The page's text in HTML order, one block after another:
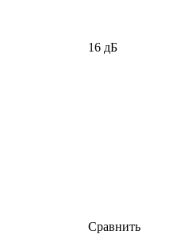
16 дБ
Сравнить